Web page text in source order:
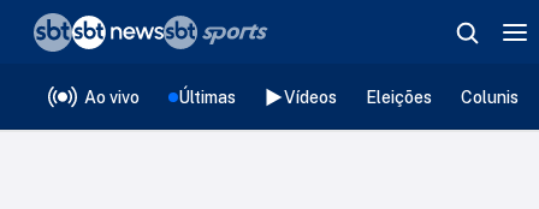
Ao vivo Últimas Vídeos Eleições
❮voltar
Editorias